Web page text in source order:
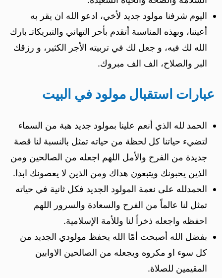
اليوم شرفنا مولود جديد لأخي، ادعو الله ان يقر به
أعيننا، وبهذه المناسبة أتقدم بأحر التهاني والتبريكاتـ بارك
الله لك فيه، و جعل لك في تربيته الأجر الكثير، و رزقك
البر والصلاح، الف الف مبروك.
عبارات استقبال مولود في البيت
الحمد لله الذي أنعم علينا بمولود جديد هبة من السماء
لتضيء حياتنا كل لحظة من حياته تمثل بالنسبة لنا قصة
جديدة من الفرح والأمل اللهم اجعله من الصالحين ومن
الذين يحبونك ويتبعون هداك ومن الذين لا يعصونك ابدا.
الحمدلله على نعمة المولود الجديد فكل ثانية في حياته
تمثل لنا عالماً من الفرح والسعادة والسرور اللهم
احفظه واجعله ذخراً لنا وللأمة الإسلامية.
بفضل الله أصبحت أمًا الله يحفظ مولودي الجديد من
كل سوء او مكروه ويجعله من الصالحين الاوابين
المقيمين للصلاة.